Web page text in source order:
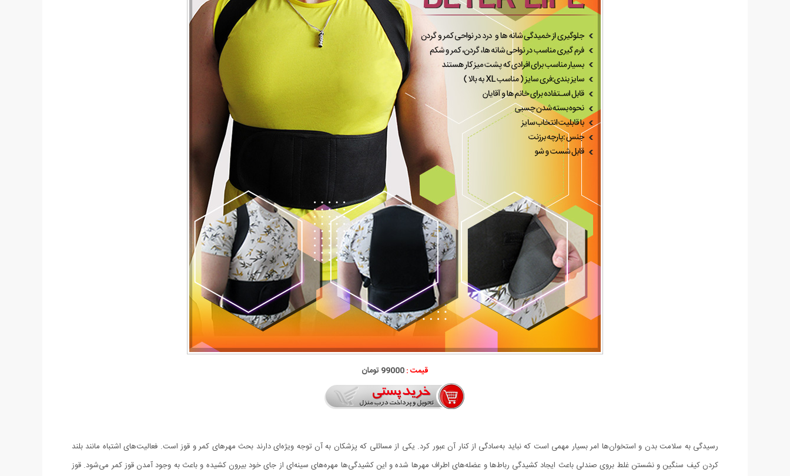
قیمت :99000 تومان
رسیدگی به سلامت بدن و استخوان‌ها امر بسیار مهمی است که نباید به‌سادگی از کنار آن عبور کرد. یکی از مسائلی که پزشکان به آن توجه ویژه‌ای دارند بحث مهر‌های کمر و قوز است. فعالیت‌های اشتباه مانند بلند
کردن کیف سنگین و نشستن غلط بروی صندلی باعث ایجاد کشیدگی رباط‌ها و عضله‌های اطراف مهرها شده و این کشیدگی‌ها مهره‌های سینه‌ای از جای خود بیرون کشیده و باعث به وجود آمدن قوز کمر می‌شود. قوز